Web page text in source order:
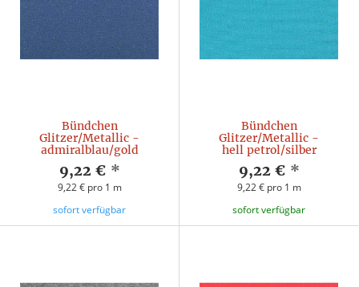
Bündchen
Glitzer/Metallic -
admiralblau/gold
9,22 € *
9,22 € pro 1 m
sofort verfügbar
Bündchen
Glitzer/Metallic -
hell petrol/silber
9,22 € *
9,22 € pro 1 m
sofort verfügbar